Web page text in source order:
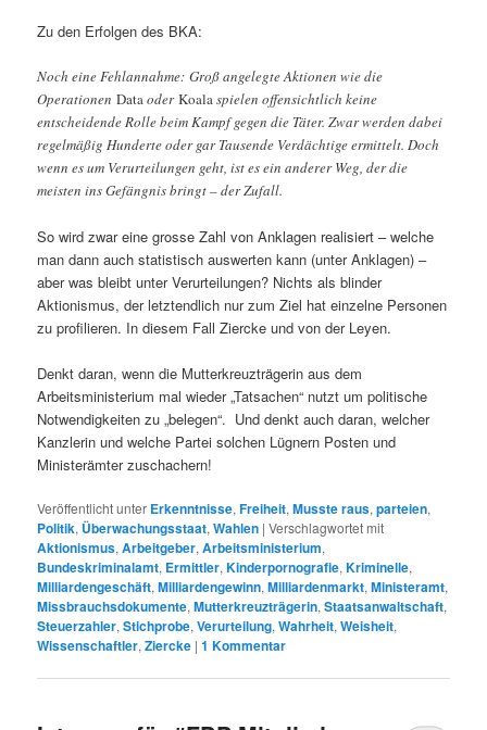
Zu den Erfolgen des BKA:
Noch eine Fehlannahme: Groß angelegte Aktionen wie die
OperationenDataoderKoalaspielen offensichtlich keine
entscheidende Rolle beim Kampf gegen die Täter. Zwar werden dabei
regelmäßig Hunderte oder gar Tausende Verdächtige ermittelt. Doch
wenn es um Verurteilungen geht, ist es ein anderer Weg, der die
meisten ins Gefängnis bringt – der Zufall.
So wird zwar eine grosse Zahl von Anklagen realisiert – welche
man dann auch statistisch auswerten kann (unter Anklagen) –
aber was bleibt unter Verurteilungen? Nichts als blinder
Aktionismus, der letztendlich nur zum Ziel hat einzelne Personen
zu profilieren. In diesem Fall Ziercke und von der Leyen.
Denkt daran, wenn die Mutterkreuzträgerin aus dem
Arbeitsministerium mal wieder „Tatsachen“ nutzt um politische
Notwendigkeiten zu „belegen“. Und denkt auch daran, welcher
Kanzlerin und welche Partei solchen Lügnern Posten und
Ministerämter zuschachern!
Veröffentlicht unter Erkenntnisse,Freiheit,Musste raus,parteien,
Politik, Überwachungsstaat,Wahlen |Verschlagwortet mit
Aktionismus,Arbeitgeber,Arbeitsministerium,
Bundeskriminalamt, Ermittler,Kinderpornografie,Kriminelle,
Milliardengeschäft,Milliardengewinn,Milliardenmarkt,Ministeramt,
Missbrauchsdokumente,Mutterkreuzträgerin,Staatsanwaltschaft,
Steuerzahler,Stichprobe,Verurteilung,Wahrheit,Weisheit,
Wissenschaftler,Ziercke |1 Kommentar